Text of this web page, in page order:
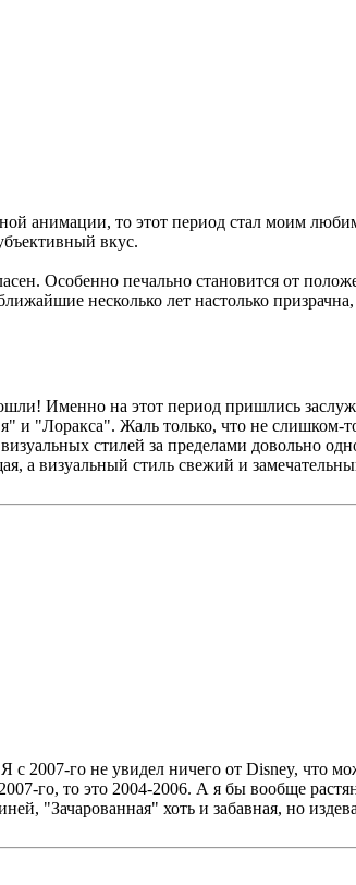
анимации, то этот период стал моим
вкус.
Особенно печально становится от
несколько лет настолько
Именно на этот период пришлись
и "Лоракса". Жаль только, что не слишком-
стилей за пределами довольно
а визуальный стиль свежий и
с 2007-го не увидел ничего от Disney,
го, то это 2004-2006. А я бы вообще
"Зачарованная" хоть и забавная, но